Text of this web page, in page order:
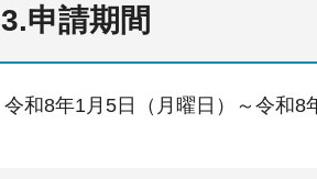
3.申請期間
令和8年1月5日（月曜日）～令和8